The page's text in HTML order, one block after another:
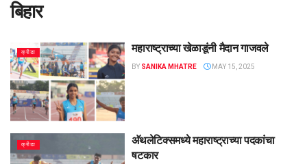
बिहार
क्रीडा महाराष्ट्राच्या खेळाडूंनी मैदान गाजवले
BY SANIKA MHATRE MAY 15, 2025
क्रीडा
अ‍ॅथलेटिक्समध्ये महाराष्ट्राच्या पदकांचा
षटकार